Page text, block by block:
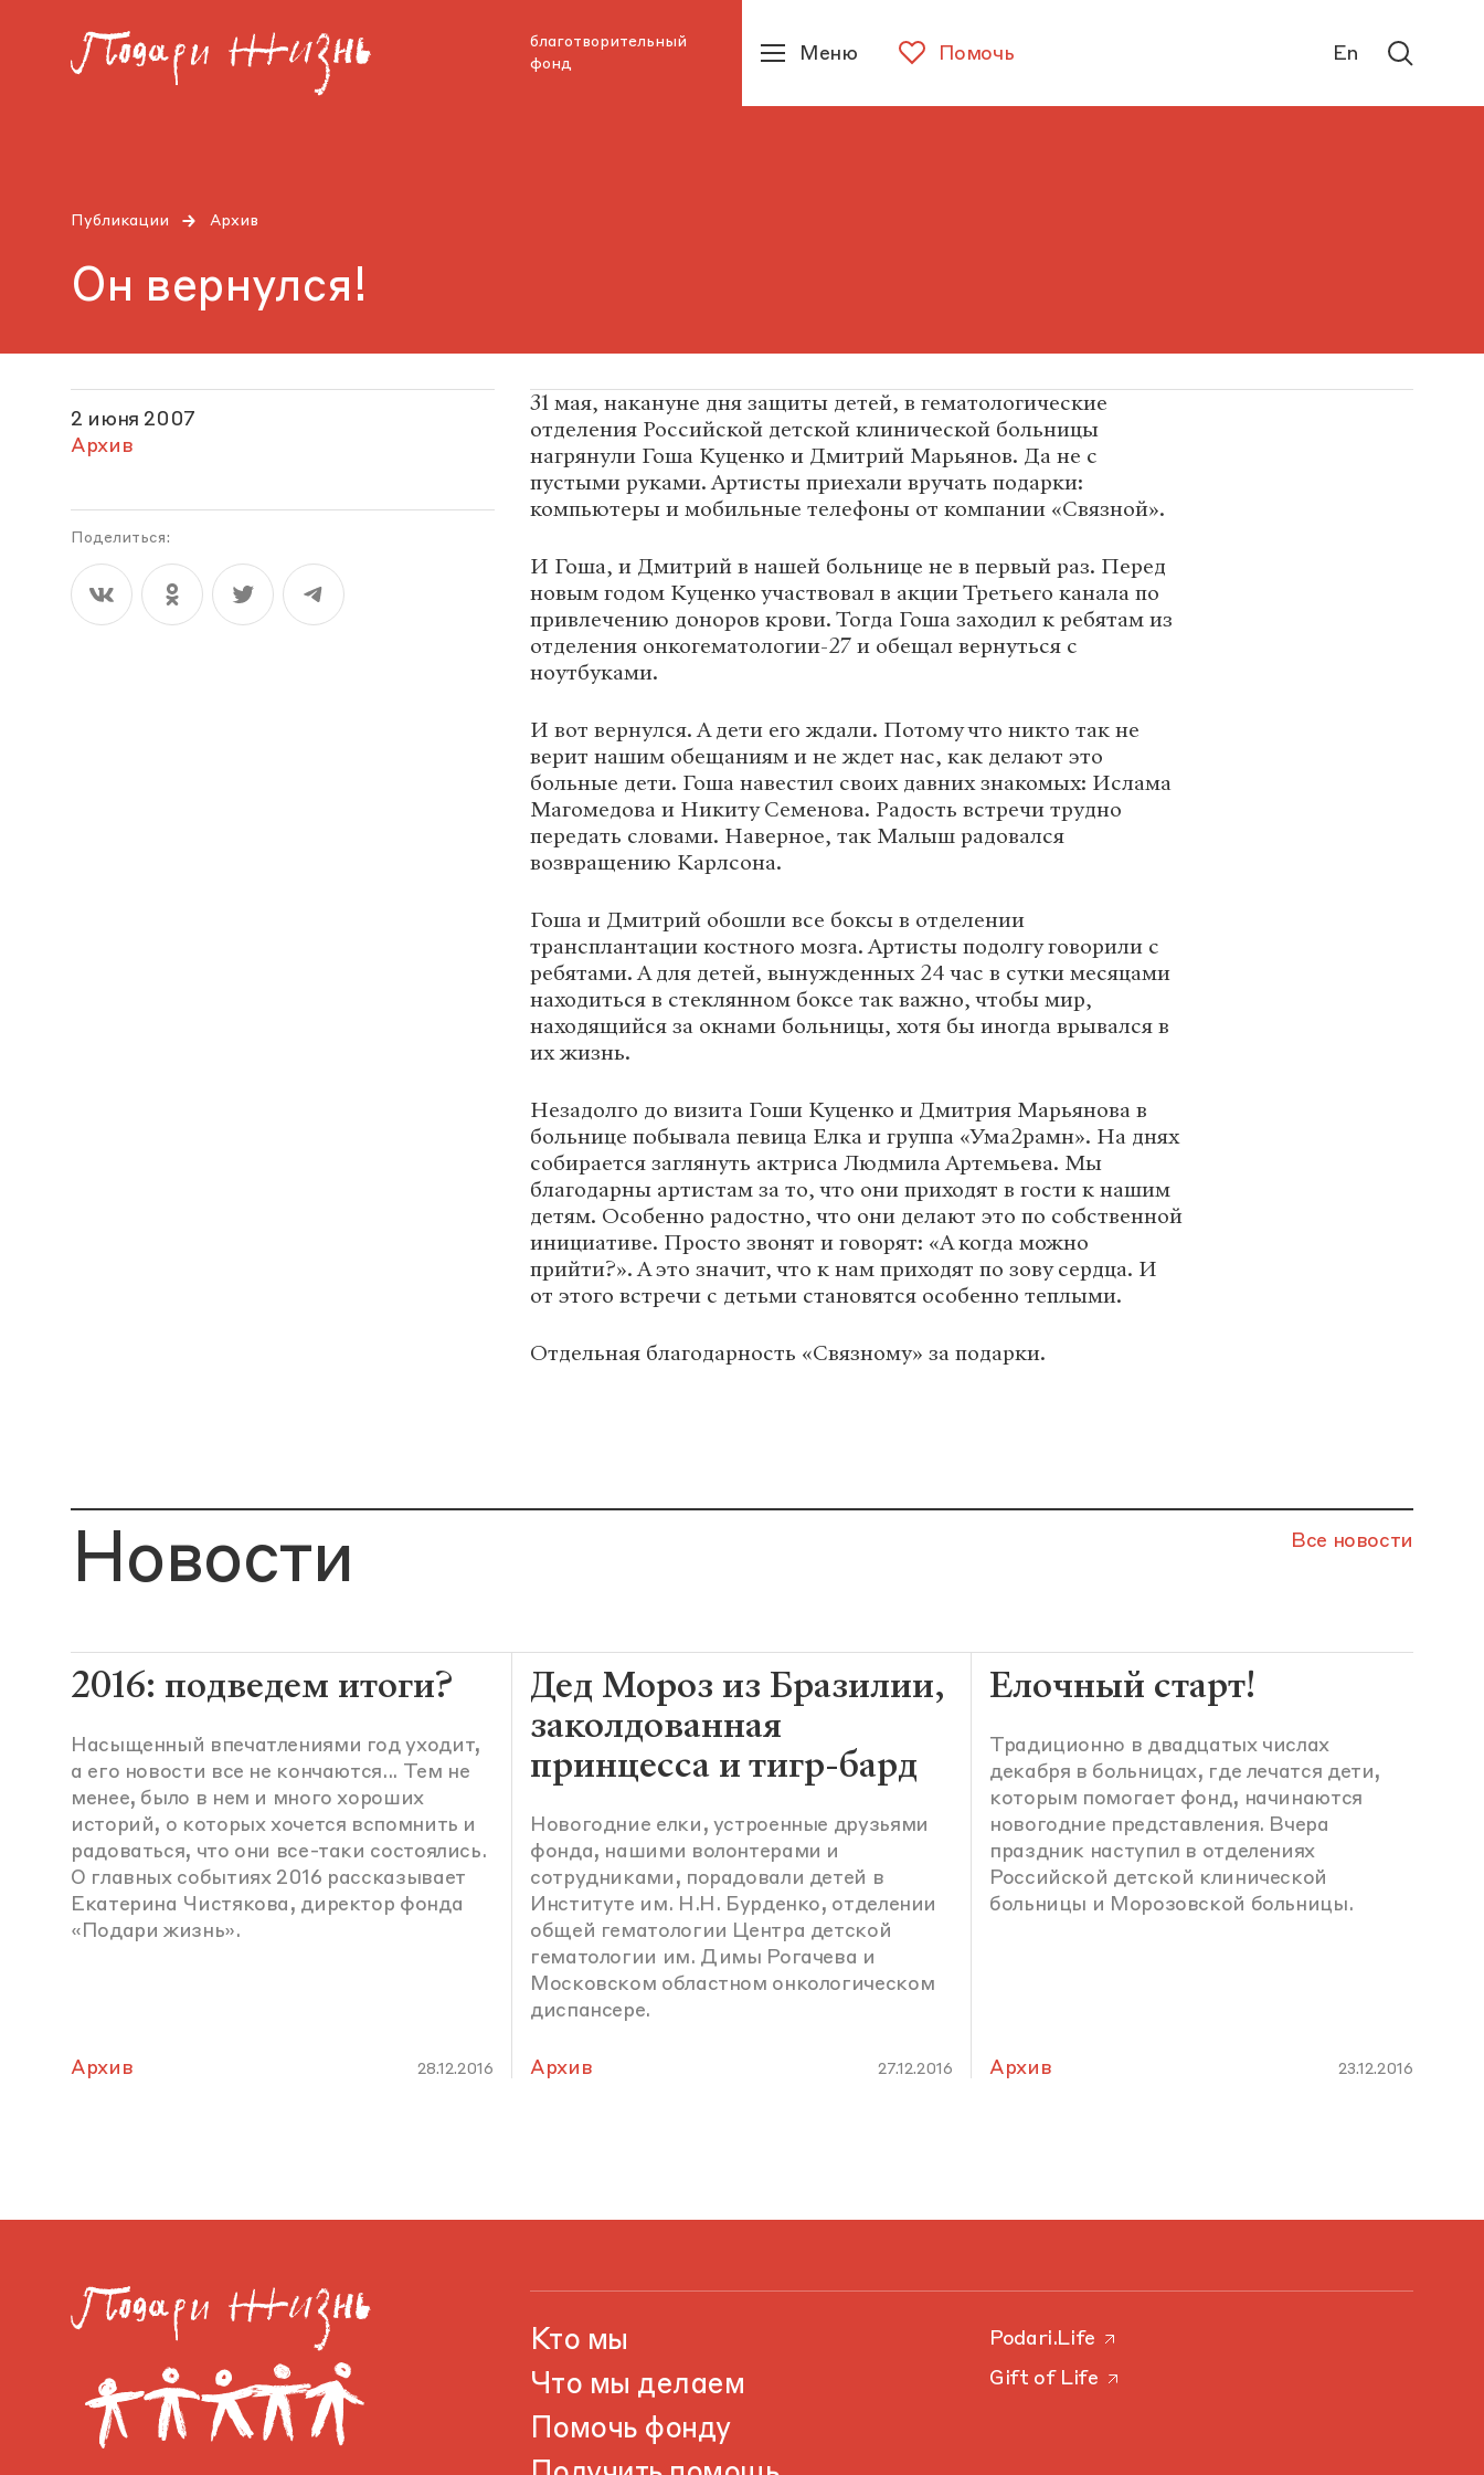
благотворительный
фонд
Помочь
Меню En
Публикации Архив
Он вернулся!
2 июня 2007
Архив
Поделиться:
31 мая, накануне дня защиты детей, в гематологические
отделения Российской детской клинической больницы
нагрянули Гоша Куценко и Дмитрий Марьянов. Да не с
пустыми руками. Артисты приехали вручать подарки:
компьютеры и мобильные телефоны от компании «Связной».
И Гоша, и Дмитрий в нашей больнице не в первый раз. Перед
новым годом Куценко участвовал в акции Третьего канала по
привлечению доноров крови. Тогда Гоша заходил к ребятам из
отделения онкогематологии-27 и обещал вернуться с
ноутбуками.
И вот вернулся. А дети его ждали. Потому что никто так не
верит нашим обещаниям и не ждет нас, как делают это
больные дети. Гоша навестил своих давних знакомых: Ислама
Магомедова и Никиту Семенова. Радость встречи трудно
передать словами. Наверное, так Малыш радовался
возвращению Карлсона.
Гоша и Дмитрий обошли все боксы в отделении
трансплантации костного мозга. Артисты подолгу говорили с
ребятами. А для детей, вынужденных 24 час в сутки месяцами
находиться в стеклянном боксе так важно, чтобы мир,
находящийся за окнами больницы, хотя бы иногда врывался в
их жизнь.
Незадолго до визита Гоши Куценко и Дмитрия Марьянова в
больнице побывала певица Елка и группа «Ума2рамн». На днях
собирается заглянуть актриса Людмила Артемьева. Мы
благодарны артистам за то, что они приходят в гости к нашим
детям. Особенно радостно, что они делают это по собственной
инициативе. Просто звонят и говорят: «А когда можно
прийти?». А это значит, что к нам приходят по зову сердца. И
от этого встречи с детьми становятся особенно теплыми.
Отдельная благодарность «Связному» за подарки.
Новости Все новости
2016: подведем итоги?
Насыщенный впечатлениями год уходит,
а его новости все не кончаются... Тем не
менее, было в нем и много хороших
историй, о которых хочется вспомнить и
радоваться, что они все-таки состоялись.
О главных событиях 2016 рассказывает
Екатерина Чистякова, директор фонда
«Подари жизнь».
Архив 28.12.2016
Дед Мороз из Бразилии,
заколдованная
принцесса и тигр-бард
Новогодние елки, устроенные друзьями
фонда, нашими волонтерами и
сотрудниками, порадовали детей в
Институте им. Н.Н. Бурденко, отделении
общей гематологии Центра детской
гематологии им. Димы Рогачева и
Московском областном онкологическом
диспансере.
Архив 27.12.2016
Елочный старт!
Традиционно в двадцатых числах
декабря в больницах, где лечатся дети,
которым помогает фонд, начинаются
новогодние представления. Вчера
праздник наступил в отделениях
Российской детской клинической
больницы и Морозовской больницы.
Архив 23.12.2016
Кто мы
Что мы делаем
Помочь фонду
Podari.Life
Gift of Life